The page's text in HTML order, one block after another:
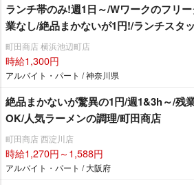
ランチ帯のみ!週1日～/Wワークのフリ
業なし/絶品まかないが1円!/ランチスタ
町田商店 横浜池辺町店
時給1,300円
アルバイト・パート / 神奈川県
絶品まかないが驚異の1円/週1&3h～/残
OK/人気ラーメンの調理/町田商店
町田商店 西淀川店
時給1,270円～1,588円
アルバイト・パート / 大阪府